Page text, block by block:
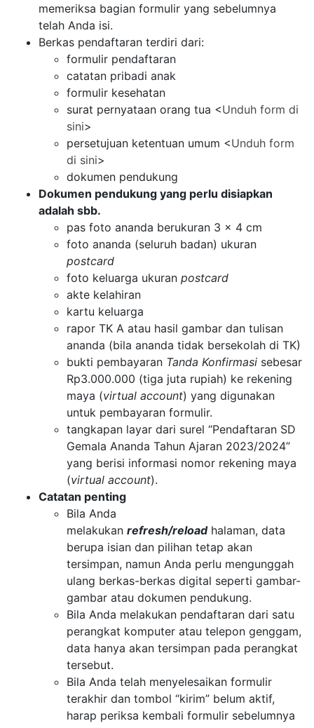
memeriksa bagian formulir yang sebelumnya
telah Anda isi.
Berkas pendaftaran terdiri dari:
formulir pendaftaran
catatan pribadi anak
formulir kesehatan
surat pernyataan orang tua <Unduh form di
sini>
persetujuan ketentuan umum <Unduh form
di sini>
dokumen pendukung
Dokumen pendukung yang perlu disiapkan
adalah sbb.
pas foto ananda berukuran 3 x 4 cm
foto ananda (seluruh badan) ukuran
postcard
foto keluarga ukuran postcard
akte kelahiran
kartu keluarga
rapor TK A atau hasil gambar dan tulisan
ananda (bila ananda tidak bersekolah di TK)
bukti pembayaran Tanda Konfirmasi sebesar
Rp3.000.000 (tiga juta rupiah) ke rekening
maya (virtual account) yang digunakan
untuk pembayaran formulir.
tangkapan layar dari surel “Pendaftaran SD
Gemala Ananda Tahun Ajaran 2023/2024”
yang berisi informasi nomor rekening maya
(virtual account).
Catatan penting
Bila Anda
melakukan refresh/reload halaman, data
berupa isian dan pilihan tetap akan
tersimpan, namun Anda perlu mengunggah
ulang berkas-berkas digital seperti gambar-
gambar atau dokumen pendukung.
Bila Anda melakukan pendaftaran dari satu
perangkat komputer atau telepon genggam,
data hanya akan tersimpan pada perangkat
tersebut.
Bila Anda telah menyelesaikan formulir
terakhir dan tombol “kirim” belum aktif,
harap periksa kembali formulir sebelumnya